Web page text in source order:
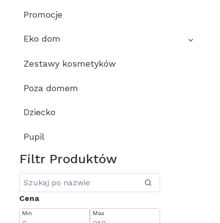
Promocje
Eko dom
Zestawy kosmetyków
Poza domem
Dziecko
Pupil
Filtr Produktów
Cena
Min Max